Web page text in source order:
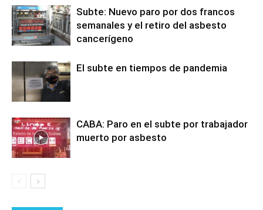
Subte: Nuevo paro por dos francos
semanales y el retiro del asbesto
cancerígeno
El subte en tiempos de pandemia
CABA: Paro en el subte por trabajador
muerto por asbesto